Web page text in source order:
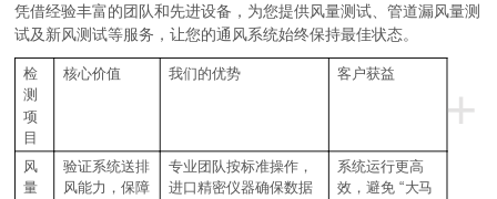
凭借经验丰富的团队和先进设备，为您提供风量测试、管道漏风量测
试及新风测试等服务，让您的通风系统始终保持最佳状态。
+
检
测
项
目
核心价值 我们的优势 客户获益
风
量
验证系统送排
风能力，保障
专业团队按标准操作，
进口精密仪器确保数据
系统运行更高
效，避免 “大马